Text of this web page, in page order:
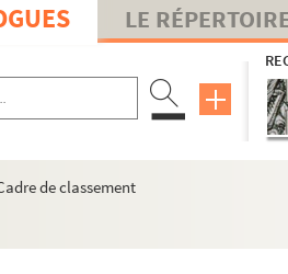
LE
de classement